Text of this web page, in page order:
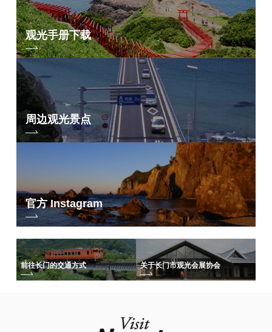
观光手册下载
周边观光景点
官方 Instagram
前往长门的交通方式 关于长门市观光会展协会